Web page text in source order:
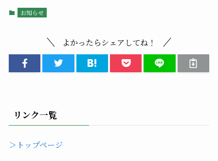
お知らせ
よかったらシェアしてね！
リンク一覧
＞トップページ